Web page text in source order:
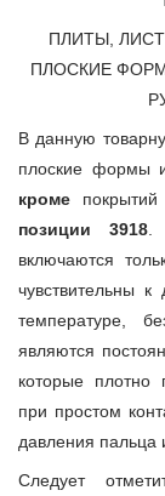
ПЛИТЫ,
ПЛОСКИЕ
В данную
плоские формы
кроме
позиции 3918.
включаются
чувствительны
температуре,
являются
которые плотно
при простом
давления пальца
Следует